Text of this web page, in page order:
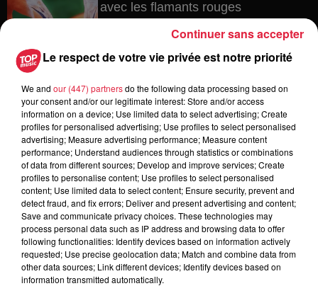
avec les flamants rouges
Les dernières infos sur la venue du
pape à Metz en septembre
5 août 2026
Europa-Park : des précisons sur
l’après Euro-Mir
Le respect de votre vie privée est notre priorité
We and our (447) partnersdo the following data processing based on
your consent and/or our legitimate interest: Store and/or access
information on a device; Use limited data to select advertising; Create
profiles for personalised advertising; Use profiles to select personalised
advertising; Measure advertising performance; Measure content
performance; Understand audiences through statistics or combinations
of data from different sources; Develop and improve services; Create
profiles to personalise content; Use profiles to select personalised
content; Use limited data to select content; Ensure security, prevent and
detect fraud, and fix errors; Deliver and present advertising and content;
Save and communicate privacy choices. These technologies may
process personal data such as IP address and browsing data to offer
following functionalities: Identify devices based on information actively
requested; Use precise geolocation data; Match and combine data from
other data sources; Link different devices; Identify devices based on
information transmitted automatically.
Continuer sans accepter